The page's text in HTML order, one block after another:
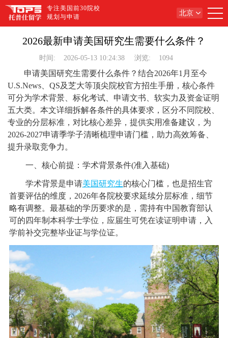
专注美国前30院校
规划与申请
北京
2026最新申请美国研究生需要什么条件？
时间: 2026-05-13 10:24:38 浏览: 1094
申请美国研究生需要什么条件？结合2026年1月至今
U.S.News、QS及芝大等顶尖院校官方招生手册，核心条件
可分为学术背景、标化考试、申请文书、软实力及资金证明
五大类。本文详细拆解各条件的具体要求，区分不同院校、
专业的分层标准，对比核心差异，提供实用准备建议，为
2026-2027申请季学子清晰梳理申请门槛，助力高效筹备、
提升录取竞争力。
一、核心前提：学术背景条件(准入基础)
学术背景是申请美国研究生的核心门槛，也是招生官
首要评估的维度，2026年各院校要求延续分层标准，细节
略有调整。最基础的学历要求的是，需持有中国教育部认
可的四年制本科学士学位，应届生可凭在读证明申请，入
学前补交完整毕业证与学位证。